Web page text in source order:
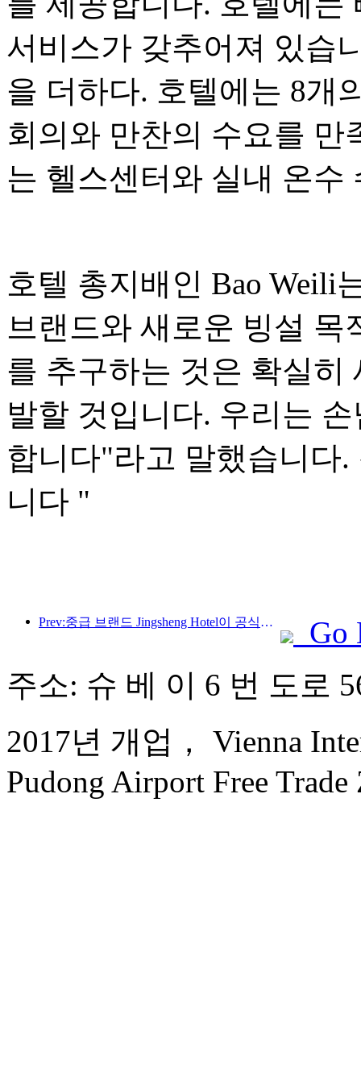
서비스가 갖추어져 있습
을 더하다. 호텔에는 8개
회의와 만찬의 수요를 만
는 헬스센터와 실내 온수
호텔 총지배인 Bao Weili
브랜드와 새로운 빙설 목
를 추구하는 것은 확실히
발할 것입니다. 우리는
합니다"라고 말했습니다
니다 "
Prev:중급 브랜드 Jingsheng Hotel이 공식적으로 출발하며 e-스포츠, 문화 및 관광 통합의 새로운 모델을 열었습니다.
Go
주소: 슈 베 이 6 번 도로
2017년 개업， Vienna
Pudong Airport Free Trade